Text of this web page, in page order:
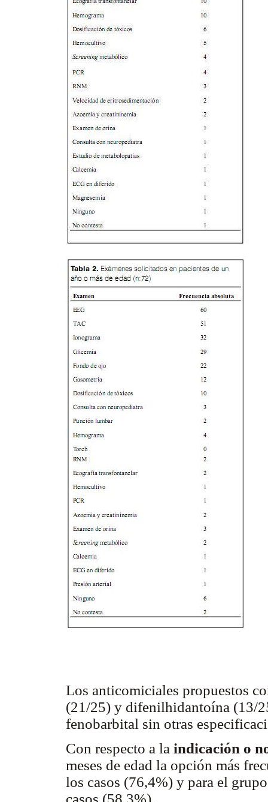
Los anticomiciales propuestos
(21/25) y difenilhidantoína (13/
fenobarbital sin otras
Con respecto a la indicación o
meses de edad la opción más
los casos (76,4%) y para el
casos (58,3%).